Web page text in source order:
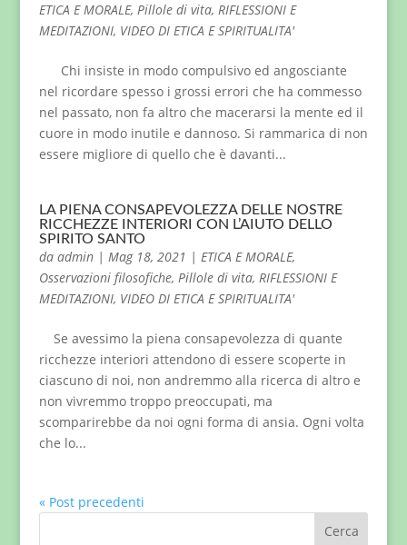
ETICA E MORALE, Pillole di vita, RIFLESSIONI E
MEDITAZIONI, VIDEO DI ETICA E SPIRITUALITA'
Chi insiste in modo compulsivo ed angosciante
nel ricordare spesso i grossi errori che ha commesso
nel passato, non fa altro che macerarsi la mente ed il
cuore in modo inutile e dannoso. Si rammarica di non
essere migliore di quello che è davanti...
LA PIENA CONSAPEVOLEZZA DELLE NOSTRE
RICCHEZZE INTERIORI CON L’AIUTO DELLO
SPIRITO SANTO
da admin| Mag 18, 2021 | ETICA E MORALE,
Osservazioni filosofiche, Pillole di vita, RIFLESSIONI E
MEDITAZIONI, VIDEO DI ETICA E SPIRITUALITA'
Se avessimo la piena consapevolezza di quante
ricchezze interiori attendono di essere scoperte in
ciascuno di noi, non andremmo alla ricerca di altro e
non vivremmo troppo preoccupati, ma
scomparirebbe da noi ogni forma di ansia. Ogni volta
che lo...
« Post precedenti
Cerca